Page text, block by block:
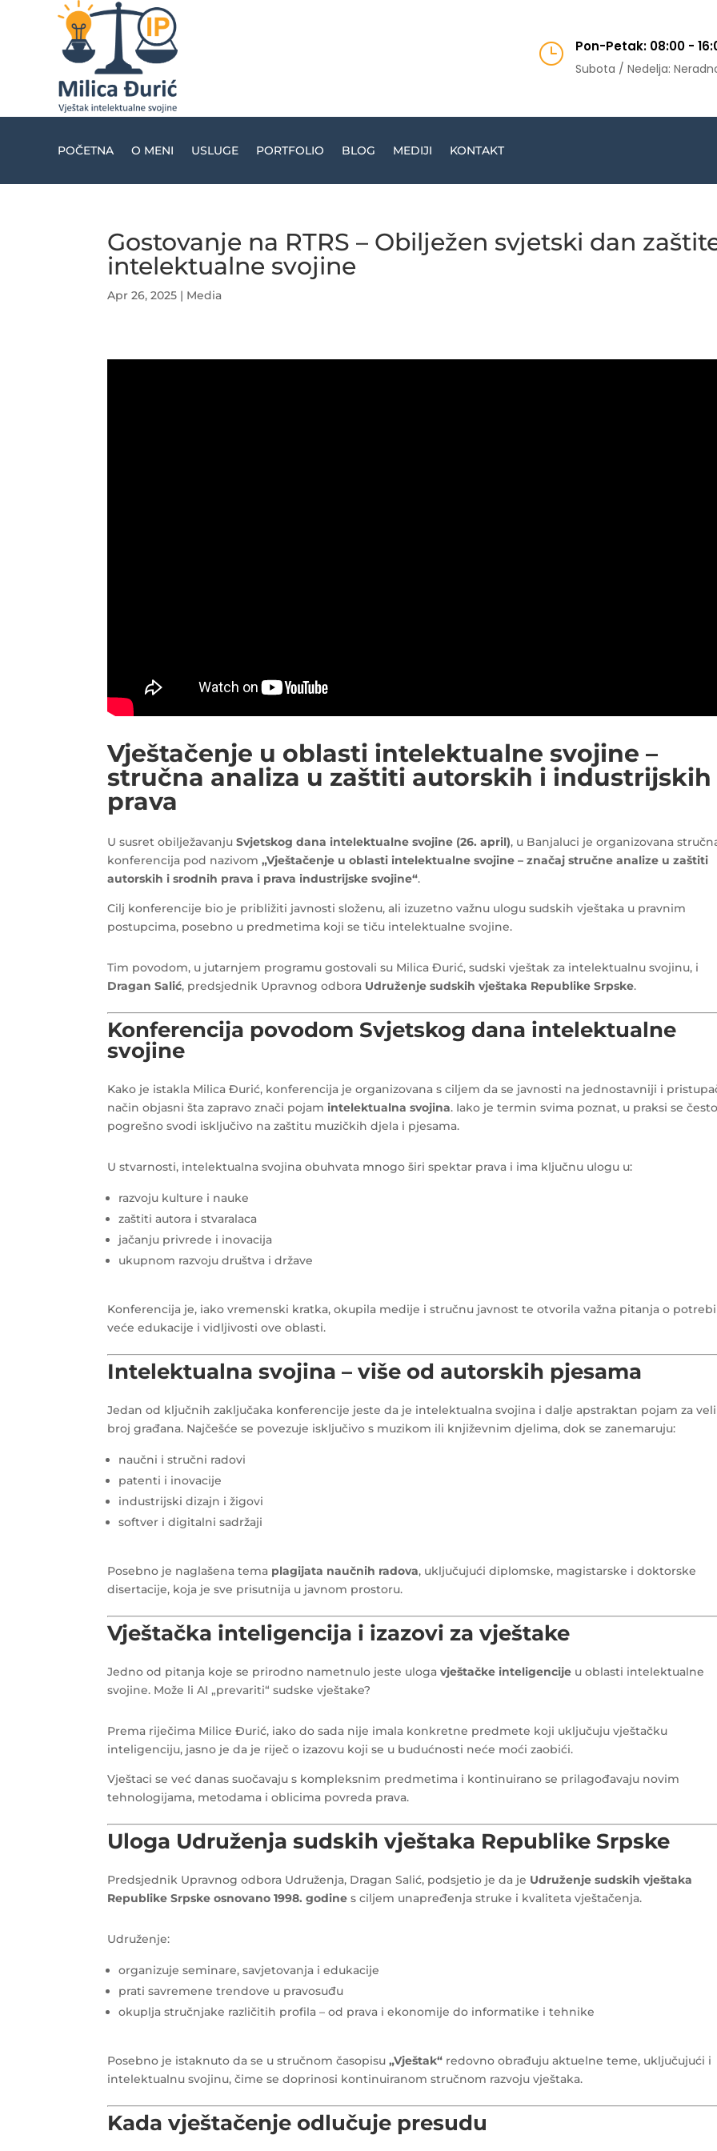
} Pon-Petak: 08:00 -
Subota / Nedelja:
POČETNA O MENI USLUGE PORTFOLIO BLOG MEDIJI KONTAKT
Gostovanje na RTRS – Obilježen svjetski dan
intelektualne svojine
Apr 26, 2025 | Media
Vještačenje u oblasti intelektualne svojine –
stručna analiza u zaštiti autorskih i industrijskih
prava
U susret obilježavanjuSvjetskog dana intelektualne svojine (26. april), u Banjaluci je organizovana
konferencija pod nazivom„Vještačenje u oblasti intelektualne svojine – značaj stručne analize u zaštiti
autorskih i srodnih prava i prava industrijske svojine“.
Cilj konferencije bio je približiti javnosti složenu, ali izuzetno važnu ulogu sudskih vještaka u pravnim
postupcima, posebno u predmetima koji se tiču intelektualne svojine.
Tim povodom, u jutarnjem programu gostovali su Milica Đurić, sudski vještak za intelektualnu svojinu, i
Dragan Salić, predsjednik Upravnog odbora Udruženje sudskih vještaka Republike Srpske.
Konferencija povodom Svjetskog dana intelektualne
svojine
Kako je istakla Milica Đurić, konferencija je organizovana s ciljem da se javnosti na jednostavniji i
način objasni šta zapravo znači pojamintelektualna svojina. Iako je termin svima poznat, u praksi se često
pogrešno svodi isključivo na zaštitu muzičkih djela i pjesama.
U stvarnosti, intelektualna svojina obuhvata mnogo širi spektar prava i ima ključnu ulogu u:
razvoju kulture i nauke
zaštiti autora i stvaralaca
jačanju privrede i inovacija
ukupnom razvoju društva i države
Konferencija je, iako vremenski kratka, okupila medije i stručnu javnost te otvorila važna pitanja o potrebi
veće edukacije i vidljivosti ove oblasti.
Intelektualna svojina – više od autorskih pjesama
Jedan od ključnih zaključaka konferencije jeste da je intelektualna svojina i dalje apstraktan pojam za
broj građana. Najčešće se povezuje isključivo s muzikom ili književnim djelima, dok se zanemaruju:
naučni i stručni radovi
patenti i inovacije
industrijski dizajn i žigovi
softver i digitalni sadržaji
Posebno je naglašena tema plagijata naučnih radova, uključujući diplomske, magistarske i doktorske
disertacije, koja je sve prisutnija u javnom prostoru.
Vještačka inteligencija i izazovi za vještake
Jedno od pitanja koje se prirodno nametnulo jeste ulogavještačke inteligencije u oblasti intelektualne
svojine. Može li AI „prevariti“ sudske vještake?
Prema riječima Milice Đurić, iako do sada nije imala konkretne predmete koji uključuju vještačku
inteligenciju, jasno je da je riječ o izazovu koji se u budućnosti neće moći zaobići.
Vještaci se već danas suočavaju s kompleksnim predmetima i kontinuirano se prilagođavaju novim
tehnologijama, metodama i oblicima povreda prava.
Uloga Udruženja sudskih vještaka Republike Srpske
Predsjednik Upravnog odbora Udruženja, Dragan Salić, podsjetio je da je Udruženje sudskih vještaka
Republike Srpske osnovano 1998. godine s ciljem unapređenja struke i kvaliteta vještačenja.
Udruženje:
organizuje seminare, savjetovanja i edukacije
prati savremene trendove u pravosuđu
okuplja stručnjake različitih profila – od prava i ekonomije do informatike i tehnike
Posebno je istaknuto da se u stručnom časopisu„Vještak“ redovno obrađuju aktuelne teme, uključujući i
intelektualnu svojinu, čime se doprinosi kontinuiranom stručnom razvoju vještaka.
Kada vještačenje odlučuje presudu